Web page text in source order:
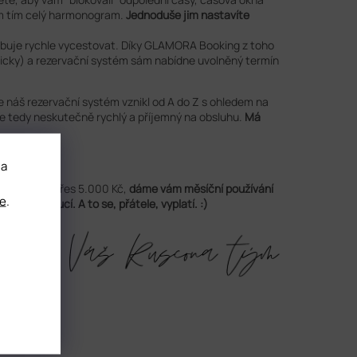
.
tím celý harmonogram. Jednoduše jim nastavíte
rychle vycestovat. Díky GLAMORA Booking z toho
a rezervační systém sám nabídne uvolněný termín
rezervační systém vznikl od A do Z s ohledem na
neskutečně rychlý a příjemný na obsluhu. Má
měsíce) přes 5.000 Kč, dáme vám měsíční používání
i budoucí. A to se, přátele, vyplatí. :)